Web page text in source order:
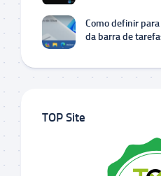
Como definir
da barra de
TOP Site